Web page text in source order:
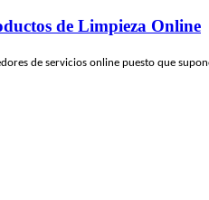
de Limpieza Online
de servicios online puesto que